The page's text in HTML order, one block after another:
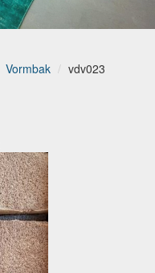
Vormbak vdv023